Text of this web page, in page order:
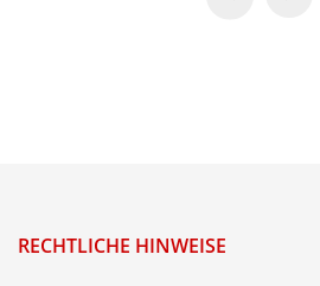
RECHTLICHE HINWEISE